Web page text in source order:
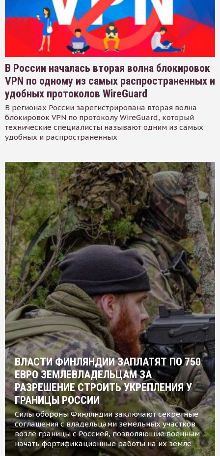
В России началась вторая волна блокировок
VPN по одному из самых распространенных и
удобных протоколов WireGuard
В регионах России зарегистрирована вторая волна
блокировок VPN по протоколу WireGuard, который
технические специалисты называют одним из самых
удобных и распространенных
ВЛАСТИ ФИНЛЯНДИИ ЗАПЛАТЯТ ПО 750
ЕВРО ЗЕМЛЕВЛАДЕЛЬЦАМ ЗА
РАЗРЕШЕНИЕ СТРОИТЬ УКРЕПЛЕНИЯ У
ГРАНИЦЫ РОССИИ
Силы обороны Финляндии заключают секретные
соглашения с владельцами земельных участков
возле границы с Россией, позволяющие военным
начать фортификационные работы на их земле